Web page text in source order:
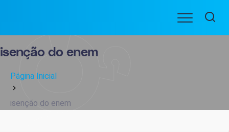
conteúdo
BENEFICIARIOS
Menu
isenção do enem
Página Inicial
isenção do enem